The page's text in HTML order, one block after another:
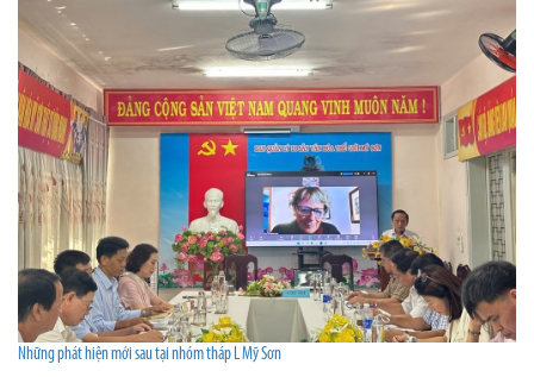
Những phát hiện mới sau tại nhóm tháp L Mỹ Sơn